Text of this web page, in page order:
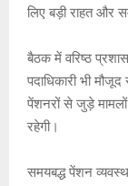
लिए बड़ी राहत और
बैठक में वरिष्ठ
पदाधिकारी भी
पेंशनरों से जुड़े
रहेगी।
समयबद्ध पेंशन